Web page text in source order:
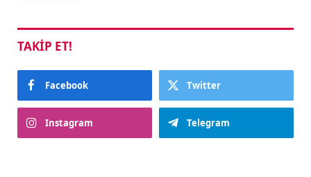
TAKIP ET!
Facebook Twitter
Instagram Telegram